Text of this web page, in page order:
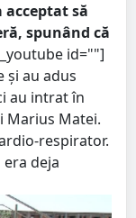
acceptat să
spunând că
id=""]
și au adus
au intrat în
Marius Matei.
respirator.
deja